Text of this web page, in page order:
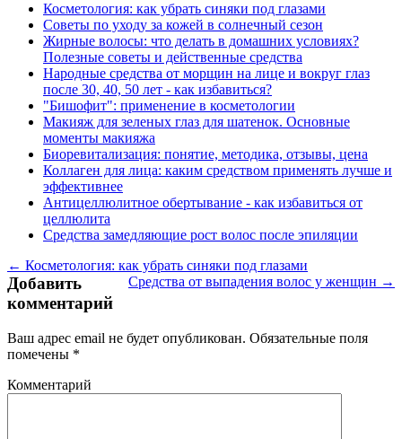
Косметология: как убрать синяки под глазами
Советы по уходу за кожей в солнечный сезон
Жирные волосы: что делать в домашних условиях?
Полезные советы и действенные средства
Народные средства от морщин на лице и вокруг глаз
после 30, 40, 50 лет - как избавиться?
"Бишофит": применение в косметологии
Макияж для зеленых глаз для шатенок. Основные
моменты макияжа
Биоревитализация: понятие, методика, отзывы, цена
Коллаген для лица: каким средством применять лучше и
эффективнее
Антицеллюлитное обертывание - как избавиться от
целлюлита
Средства замедляющие рост волос после эпиляции
← Косметология: как убрать синяки под глазами
Средства от выпадения волос у женщин →
Добавить
комментарий
Ваш адрес email не будет опубликован. Обязательные поля
помечены *
Комментарий